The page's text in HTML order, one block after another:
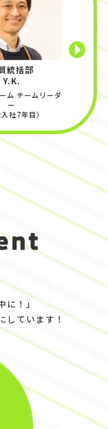
統括部
Y.K.
ム チームリーダ
ー
入社7年目）
！」
しています！